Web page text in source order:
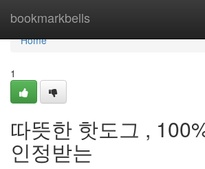
bookmarkbells
Home
Home
1
따뜻한 핫도그 ,
인정받는